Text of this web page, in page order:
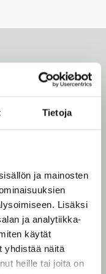
Tietoja
ja mainosten
Lisäksi
ja analytiikka-
käytät
yhdistää näitä
heille tai joita on